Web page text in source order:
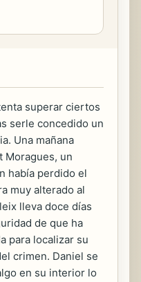
superar ciertos
serle concedido un
Una mañana
Moragues, un
había perdido el
muy alterado al
lleva doce días
de que ha
para localizar su
crimen. Daniel se
en su interior lo